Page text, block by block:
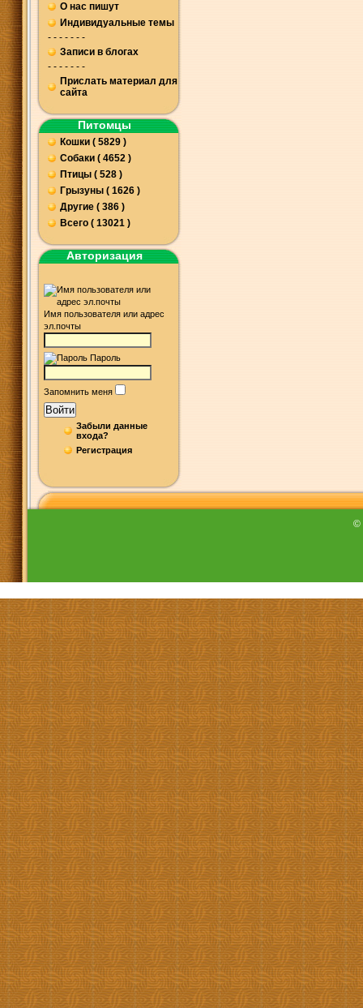
О нас пишут
Индивидуальные темы
- - - - - - -
Записи в блогах
- - - - - - -
Прислать материал для
сайта
Питомцы
Кошки ( 5829 )
Собаки ( 4652 )
Птицы ( 528 )
Грызуны ( 1626 )
Другие ( 386 )
Всего ( 13021 )
Авторизация
Имя пользователя или адрес
эл.почты
Пароль
Запомнить меня
Войти
Забыли данные
входа?
Регистрация
©